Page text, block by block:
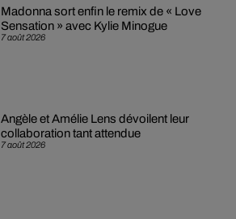
7 août 2026
Madonna sort enfin le remix de « Love
Sensation » avec Kylie Minogue
7 août 2026
Angèle et Amélie Lens dévoilent leur
collaboration tant attendue